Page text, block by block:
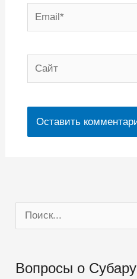
Email*
Сайт
о
с
Вопросы о Субару